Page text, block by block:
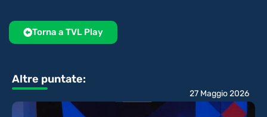
Torna a TVL Play
Altre puntate:
27 Maggio 2026